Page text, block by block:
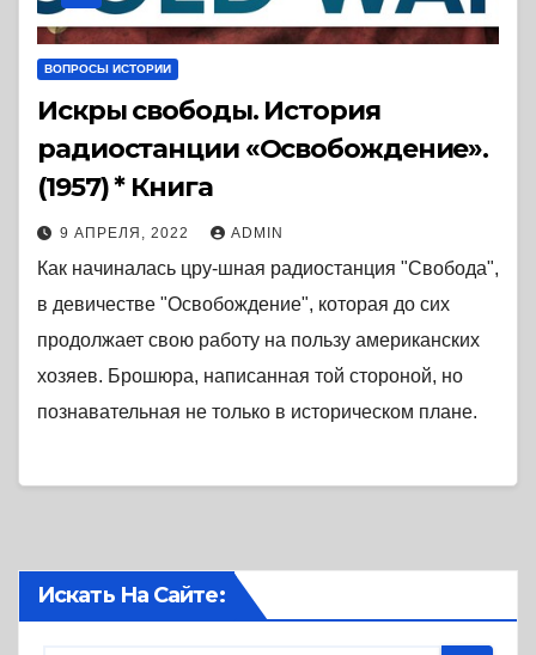
ВОПРОСЫ ИСТОРИИ
Искры свободы. История
радиостанции «Освобождение».
(1957) * Книга
9 АПРЕЛЯ, 2022 ADMIN
Как начиналась цру-шная радиостанция "Свобода",
в девичестве "Освобождение", которая до сих
продолжает свою работу на пользу американских
хозяев. Брошюра, написанная той стороной, но
познавательная не только в историческом плане.
Искать На Сайте: